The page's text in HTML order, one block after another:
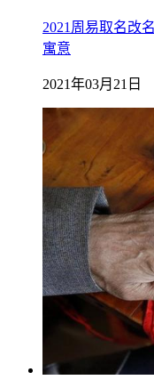
2021周易取名改
寓意
2021年03月21日